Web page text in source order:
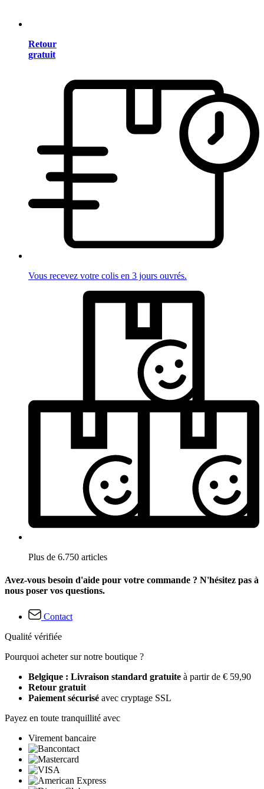
Retour
gratuit
Vous recevez votre colis en 3 jours ouvrés.
Plus de 6.750 articles
Avez-vous besoin d'aide pour votre commande ? N'hésitez pas à
nous poser vos questions.
Contact
Qualité vérifiée
Pourquoi acheter sur notre boutique ?
Belgique : Livraison standard gratuite à partir de € 59,90
Retour gratuit
Paiement sécurisé avec cryptage SSL
Payez en toute tranquillité avec
Virement bancaire